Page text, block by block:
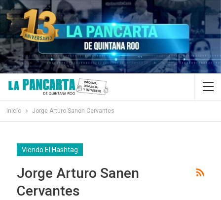
Inicio Jorge Arturo Sanen Cervantes
Viendo El Hashtag
Jorge Arturo Sanen
Cervantes